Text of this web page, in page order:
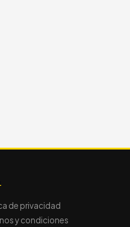
de privacidad
y condiciones